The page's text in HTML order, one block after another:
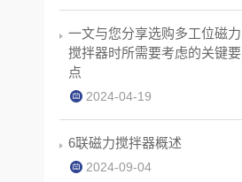
一文与您分享选购多工位磁力
搅拌器时所需要考虑的关键要
点
2024-04-19
6联磁力搅拌器概述
2024-09-04